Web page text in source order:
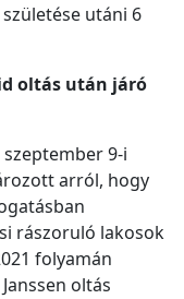
utáni 6
oltás után járó
9-i
arról, hogy
rászoruló lakosok
folyamán
oltás